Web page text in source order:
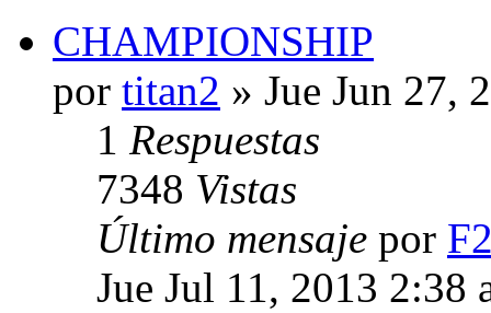
CHAMPIONSHIP
por titan2 » Jue Jun 27,
1 Respuestas
7348 Vistas
Último mensaje por
Jue Jul 11, 2013 2:38